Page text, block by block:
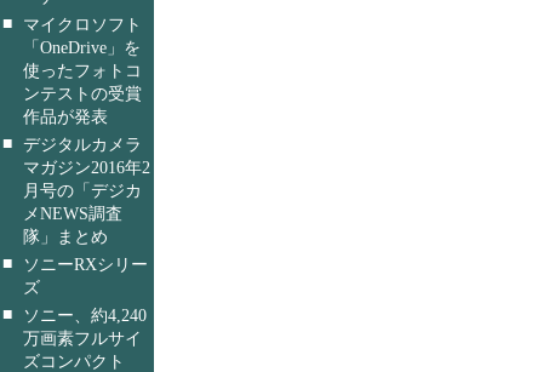
■
マイクロソフト
「OneDrive」を
使ったフォトコ
ンテストの受賞
作品が発表
■ デジタルカメラ
マガジン2016年2
月号の「デジカ
メNEWS調査
隊」まとめ
■
ソニーRXシリー
ズ
■
ソニー、約4,240
万画素フルサイ
ズコンパクト